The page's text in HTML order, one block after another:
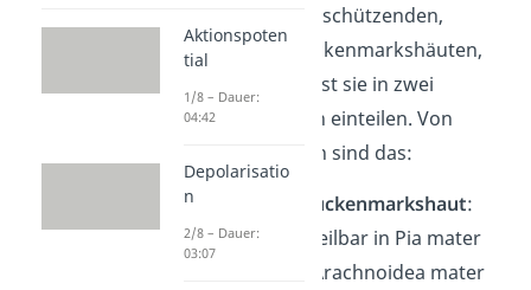
Rückenmark von schützenden,
sogenannten Rückenmarkshäuten,
umhüllt. Du kannst sie in zwei
Gewebeschichten einteilen. Von
innen nach außen sind das:
weiche Rückenmarkshaut:
weiter unterteilbar in Pia mater
spinalis und Arachnoidea mater
Aktionspoten
tial
1/8 – Dauer:
04:42
Depolarisatio
n
2/8 – Dauer:
03:07